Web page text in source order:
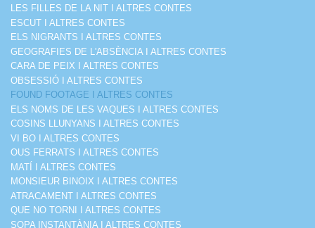
LES FILLES DE LA NIT I ALTRES CONTES
ESCUT I ALTRES CONTES
ELS NIGRANTS I ALTRES CONTES
GEOGRAFIES DE L'ABSÈNCIA I ALTRES CONTES
CARA DE PEIX I ALTRES CONTES
OBSESSIÓ I ALTRES CONTES
FOUND FOOTAGE I ALTRES CONTES
ELS NOMS DE LES VAQUES I ALTRES CONTES
COSINS LLUNYANS I ALTRES CONTES
VI BO I ALTRES CONTES
OUS FERRATS I ALTRES CONTES
MATÍ I ALTRES CONTES
MONSIEUR BINOIX I ALTRES CONTES
ATRACAMENT I ALTRES CONTES
QUE NO TORNI I ALTRES CONTES
SOPA INSTANTÀNIA I ALTRES CONTES